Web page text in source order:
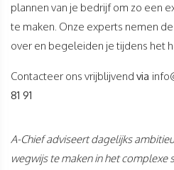
plannen van je bedrijf om zo een
te maken. Onze experts nemen
over en begeleiden je tijdens het
Contacteer ons vrijblijvend via
81 91
A-Chief adviseert dagelijks
wegwijs te maken in het complexe